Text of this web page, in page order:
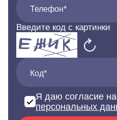
Телефон*
Введите код с картинки
Код*
Я даю согласие
персональных